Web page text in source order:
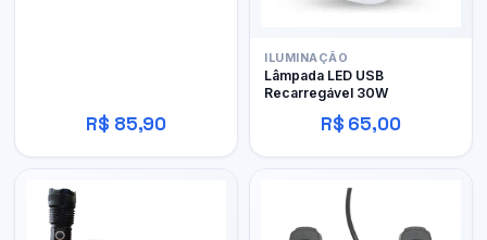
R$ 85,90
ILUMINAÇÃO
Lâmpada LED USB
Recarregável 30W
R$ 65,00